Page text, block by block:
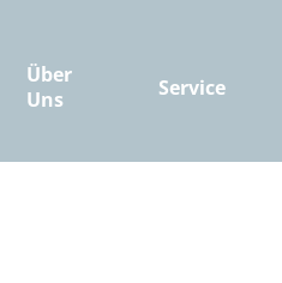
Über
Uns
Service